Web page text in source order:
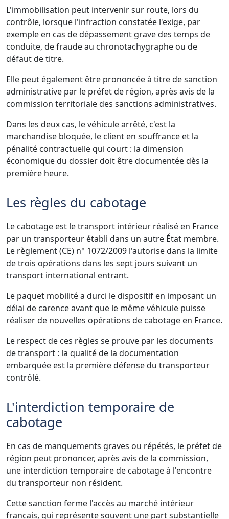
L'immobilisation peut intervenir sur route, lors du
contrôle, lorsque l'infraction constatée l'exige, par
exemple en cas de dépassement grave des temps de
conduite, de fraude au chronotachygraphe ou de
défaut de titre.
Elle peut également être prononcée à titre de sanction
administrative par le préfet de région, après avis de la
commission territoriale des sanctions administratives.
Dans les deux cas, le véhicule arrêté, c'est la
marchandise bloquée, le client en souffrance et la
pénalité contractuelle qui court : la dimension
économique du dossier doit être documentée dès la
première heure.
Les règles du cabotage
Le cabotage est le transport intérieur réalisé en France
par un transporteur établi dans un autre État membre.
Le règlement (CE) n° 1072/2009 l'autorise dans la limite
de trois opérations dans les sept jours suivant un
transport international entrant.
Le paquet mobilité a durci le dispositif en imposant un
délai de carence avant que le même véhicule puisse
réaliser de nouvelles opérations de cabotage en France.
Le respect de ces règles se prouve par les documents
de transport : la qualité de la documentation
embarquée est la première défense du transporteur
contrôlé.
L'interdiction temporaire de
cabotage
En cas de manquements graves ou répétés, le préfet de
région peut prononcer, après avis de la commission,
une interdiction temporaire de cabotage à l'encontre
du transporteur non résident.
Cette sanction ferme l'accès au marché intérieur
français, qui représente souvent une part substantielle